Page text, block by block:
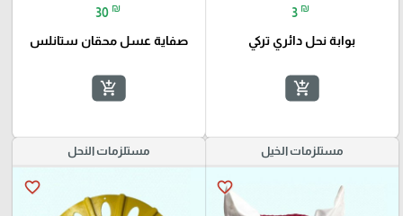
3 ₪
بوابة نحل دائري تركي
add_shopping_cart
30 ₪
صفاية عسل محقان ستانلس
add_shopping_cart
مستلزمات الخيل
favorite_border
مستلزمات النحل
favorite_border